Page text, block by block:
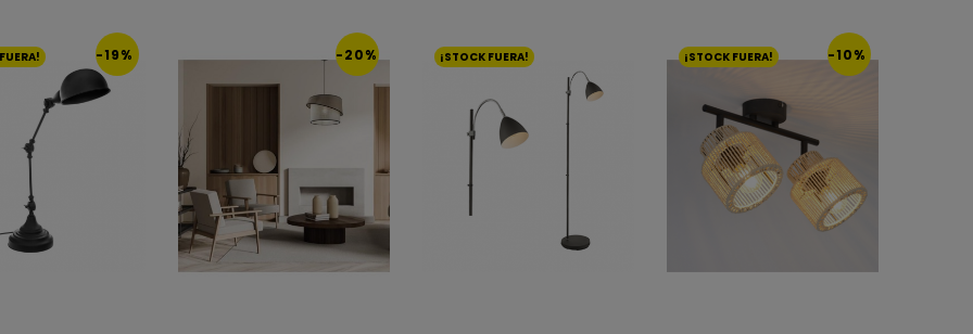
-19% -20% ¡STOCK FUERA! -10%
¡STOCK FUERA!